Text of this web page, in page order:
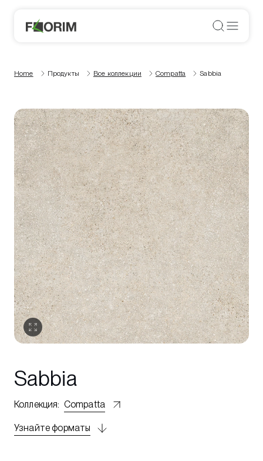
Home Продукты Все коллекции Compatta Sabbia
Sabbia
Коллекция: Compatta
Узнайте форматы